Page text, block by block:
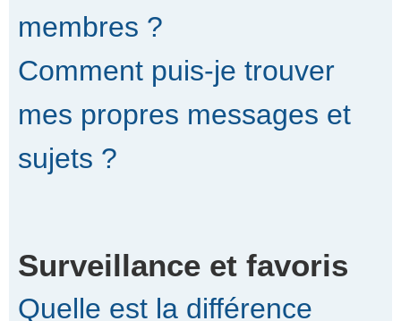
membres ?
Comment puis-je trouver
mes propres messages et
sujets ?
Surveillance et favoris
Quelle est la différence